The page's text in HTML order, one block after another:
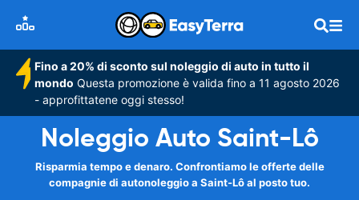
Fino a 20% di sconto sul noleggio di auto in tutto il
mondo Questa promozione è valida fino a 11 agosto 2026
- approfittatene oggi stesso!
Noleggio Auto Saint-Lô
Risparmia tempo e denaro. Confrontiamo le offerte delle
compagnie di autonoleggio a Saint-Lô al posto tuo.